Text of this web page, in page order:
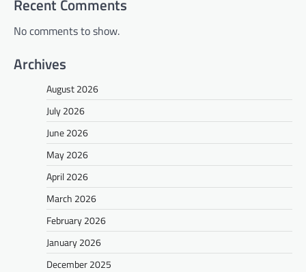
Recent Comments
No comments to show.
Archives
August 2026
July 2026
June 2026
May 2026
April 2026
March 2026
February 2026
January 2026
December 2025